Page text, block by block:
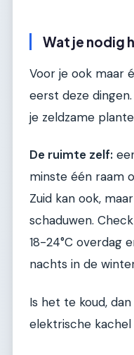
Wat je nodig
Voor je ook maar
eerst deze
je zeldzame
De ruimte zelf:
minste één raam
Zuid kan ook,
schaduwen.
18-24°C overdag
nachts in de
Is het te koud,
elektrische